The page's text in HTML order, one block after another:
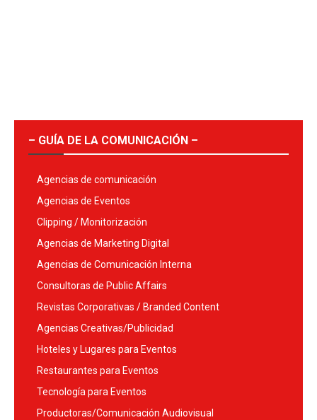
– GUÍA DE LA COMUNICACIÓN –
Agencias de comunicación
Agencias de Eventos
Clipping / Monitorización
Agencias de Marketing Digital
Agencias de Comunicación Interna
Consultoras de Public Affairs
Revistas Corporativas / Branded Content
Agencias Creativas/Publicidad
Hoteles y Lugares para Eventos
Restaurantes para Eventos
Tecnología para Eventos
Productoras/Comunicación Audiovisual